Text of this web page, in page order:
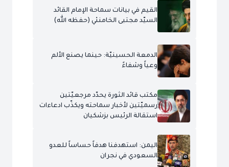
القيم في بيانات سماحة الإمام القائد
السيّد مجتبى الخامنئي (حفظه الله)
الدمعة الحسينيّة: حينما يصنع الألم
وعياً وشفاءً
مكتب قائد الثورة يحدّد مرجعيّتين
رسميّتين لأخبار سماحته ويكذّب ادعاءات
استقالة الرئيس بزشكيان
اليمن: استهدفنا هدفاً حساساً للعدو
السعودي في نجران